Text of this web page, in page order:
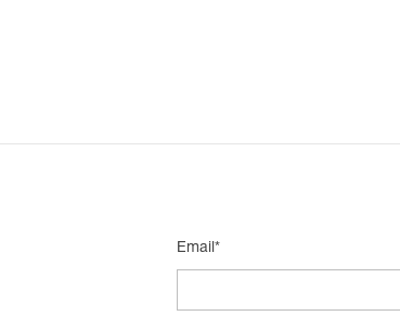
Email*